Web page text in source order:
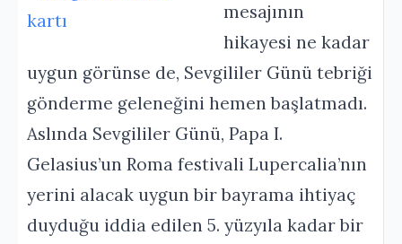
mesajının
hikayesi ne kadar
uygun görünse de, Sevgililer Günü tebriği
gönderme geleneğini hemen başlatmadı.
Aslında Sevgililer Günü, Papa I.
Gelasius’un Roma festivali Lupercalia’nın
yerini alacak uygun bir bayrama ihtiyaç
duyduğu iddia edilen 5. yüzyıla kadar bir